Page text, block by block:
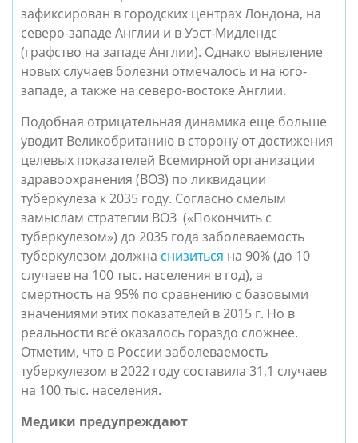
зафиксирован в городских центрах Лондона, на
северо-западе Англии и в Уэст-Мидлендс
(графство на западе Англии). Однако выявление
новых случаев болезни отмечалось и на юго-
западе, а также на северо-востоке Англии.
Подобная отрицательная динамика еще больше
уводит Великобританию в сторону от достижения
целевых показателей Всемирной организации
здравоохранения (ВОЗ) по ликвидации
туберкулеза к 2035 году. Согласно смелым
замыслам стратегии ВОЗ («Покончить с
туберкулезом») до 2035 года заболеваемость
туберкулезом должна снизиться на 90% (до 10
случаев на 100 тыс. населения в год), а
смертность на 95% по сравнению с базовыми
значениями этих показателей в 2015 г. Но в
реальности всё оказалось гораздо сложнее.
Отметим, что в России заболеваемость
туберкулезом в 2022 году составила 31,1 случаев
на 100 тыс. населения.
Медики предупреждают